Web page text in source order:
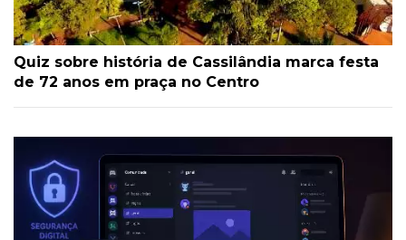
Quiz sobre história de Cassilândia marca festa
de 72 anos em praça no Centro